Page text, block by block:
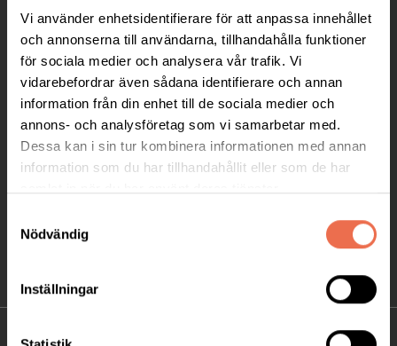
Vi använder enhetsidentifierare för att anpassa innehållet
och annonserna till användarna, tillhandahålla funktioner
för sociala medier och analysera vår trafik. Vi
vidarebefordrar även sådana identifierare och annan
information från din enhet till de sociala medier och
annons- och analysföretag som vi samarbetar med.
Dessa kan i sin tur kombinera informationen med annan
information som du har tillhandahållit eller som de har
Nödvändig
Inställningar
Ågatan 12 C, 172 62 Sundbyberg
Telefon: 08-677 70 10
Postadress:
Box 4086
171 04 Solna
info@neuro.se
PG 90 10 07-5 | BG 901-0075 | Swishgåva 90 100
FÖRDJUPNING